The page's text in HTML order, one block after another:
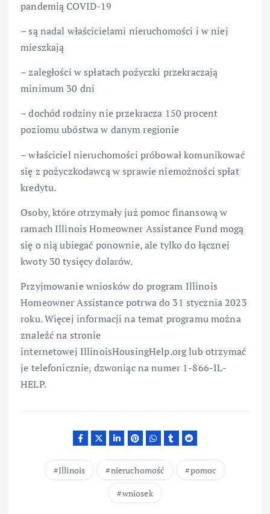
pandemią COVID-19
– są nadal właścicielami nieruchomości i w niej
mieszkają
– zaległości w spłatach pożyczki przekraczają
minimum 30 dni
– dochód rodziny nie przekracza 150 procent
poziomu ubóstwa w danym regionie
– właściciel nieruchomości próbował komunikować
się z pożyczkodawcą w sprawie niemożności spłat
kredytu.
Osoby, które otrzymały już pomoc finansową w
ramach Illinois Homeowner Assistance Fund mogą
się o nią ubiegać ponownie, ale tylko do łącznej
kwoty 30 tysięcy dolarów.
Przyjmowanie wniosków do program Illinois
Homeowner Assistance potrwa do 31 stycznia 2023
roku. Więcej informacji na temat programu można
znaleźć na stronie
internetowej IllinoisHousingHelp.org lub otrzymać
je telefonicznie, dzwoniąc na numer 1-866-IL-
HELP.
Illinois nieruchomość
pomoc
wniosek